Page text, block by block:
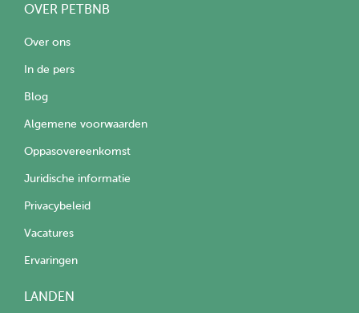
OVER PETBNB
Over ons
In de pers
Blog
Algemene voorwaarden
Oppasovereenkomst
Juridische informatie
Privacybeleid
Vacatures
Ervaringen
LANDEN